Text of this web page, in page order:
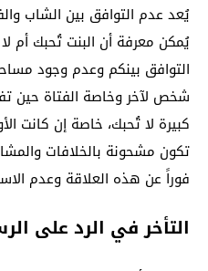
يُعد عدم التوافق بين الشاب
يُمكن معرفة أن البنت تُحبك أم
التوافق بينكم وعدم وجود
شخص لآخر وخاصة الفتاة
كبيرة لا تُحبك، خاصة إن كانت
تكون مشحونة بالخلافات
فوراً عن هذه العلاقة وعدم
التأخر في الرد على